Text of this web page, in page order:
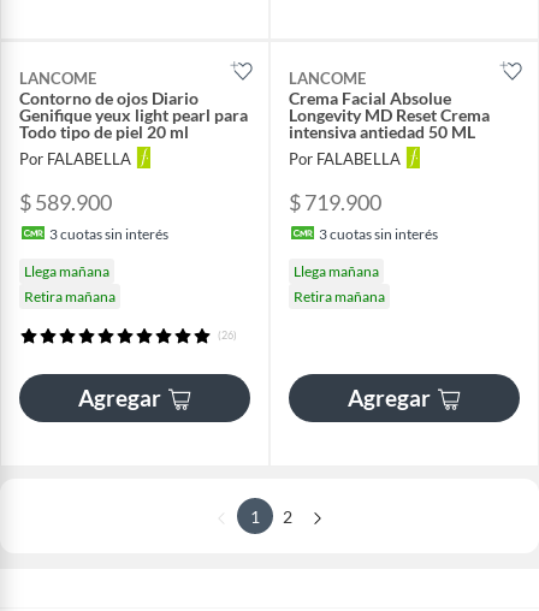
LANCOME
Contorno de ojos Diario
Genifique yeux light pearl para
Todo tipo de piel 20 ml
Por FALABELLA
$ 589.900
3cuotas sin interés
Llega mañana
Retira mañana
(26)
Agregar
LANCOME
Crema Facial Absolue
Longevity MD Reset Crema
intensiva antiedad 50 ML
Por FALABELLA
$ 719.900
3cuotas sin interés
Llega mañana
Retira mañana
Agregar
1 2